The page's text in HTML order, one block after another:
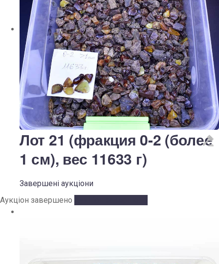
Лот 21 (фракция 0-2 (более
1 см), вес 11633 г)
Завершені аукціони
Аукціон завершено